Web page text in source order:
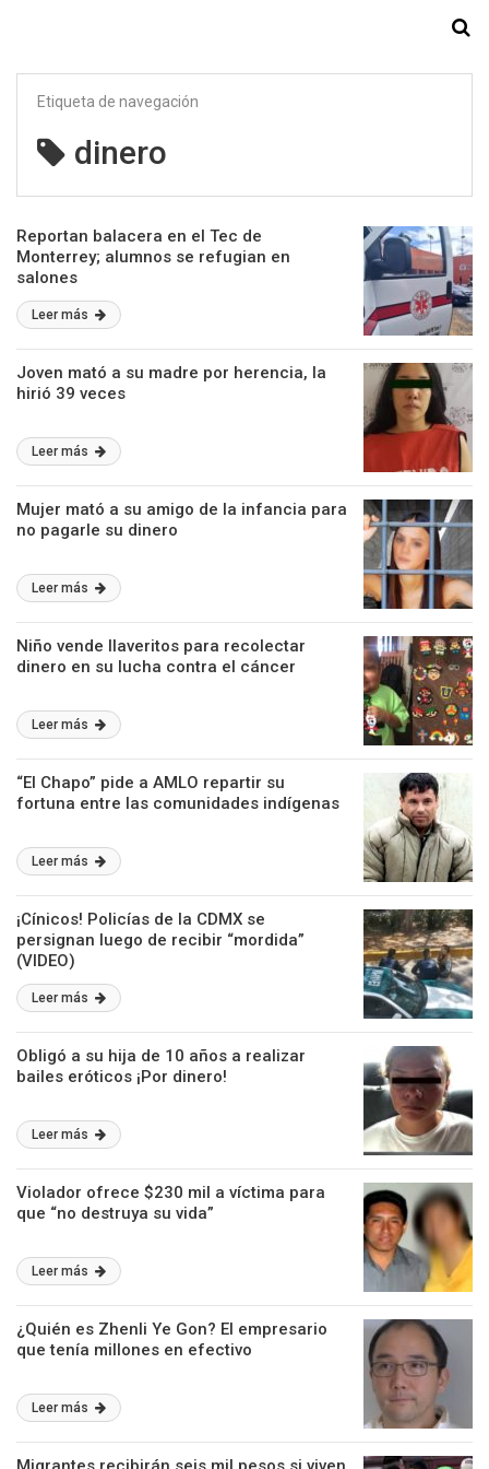
Etiqueta de navegación
dinero
Reportan balacera en el Tec de
Monterrey; alumnos se refugian en
salones
Leer más
Joven mató a su madre por herencia, la
hirió 39 veces
Leer más
Mujer mató a su amigo de la infancia para
no pagarle su dinero
Leer más
Niño vende llaveritos para recolectar
dinero en su lucha contra el cáncer
Leer más
“El Chapo” pide a AMLO repartir su
fortuna entre las comunidades indígenas
Leer más
¡Cínicos! Policías de la CDMX se
persignan luego de recibir “mordida”
(VIDEO)
Leer más
Obligó a su hija de 10 años a realizar
bailes eróticos ¡Por dinero!
Leer más
Violador ofrece $230 mil a víctima para
que “no destruya su vida”
Leer más
¿Quién es Zhenli Ye Gon? El empresario
que tenía millones en efectivo
Leer más